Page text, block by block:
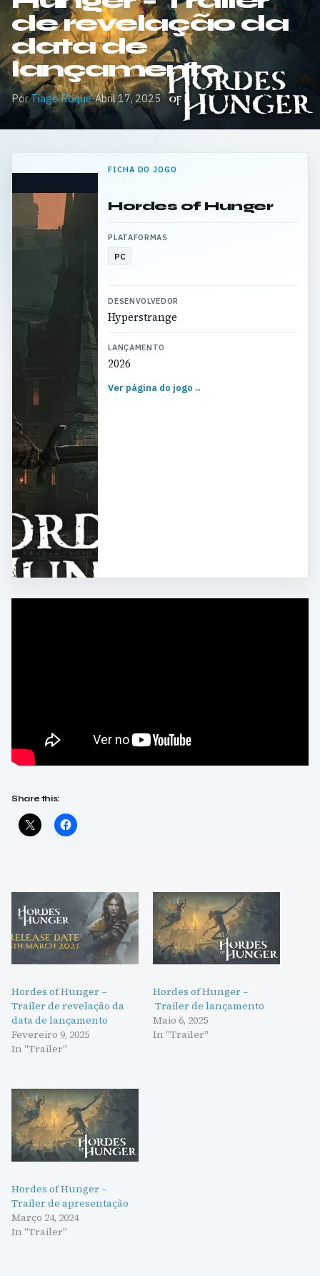
de revelação da
data de
lançamento
PorTiago Roque·Abril 17, 2025
FICHA DO JOGO
Hordes of Hunger
PLATAFORMAS
PC
DESENVOLVEDOR
Hyperstrange
LANÇAMENTO
2026
Ver página do jogo→
Share this:
Hordes of Hunger –
Trailer de revelação da
data de lançamento
Fevereiro 9, 2025
In "Trailer"
Hordes of Hunger –
Trailer de lançamento
Maio 6, 2025
In "Trailer"
Hordes of Hunger –
Trailer de apresentação
Março 24, 2024
In "Trailer"